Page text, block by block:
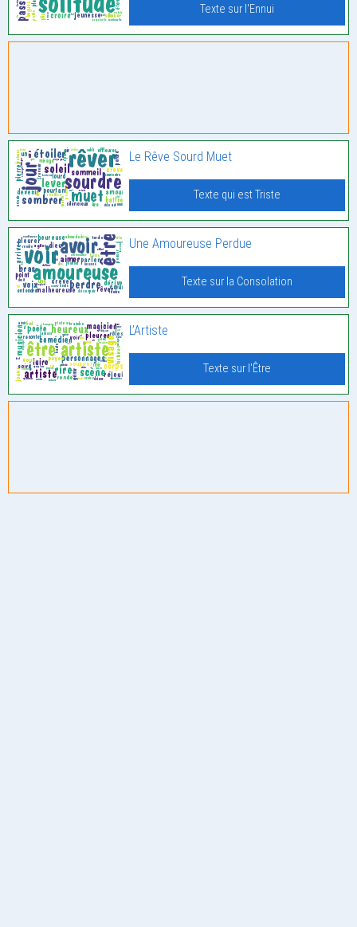
Texte sur l'Ennui
Le Rêve Sourd Muet
Texte qui est Triste
Une Amoureuse Perdue
Texte sur la Consolation
L’Artiste
Texte sur l'Être